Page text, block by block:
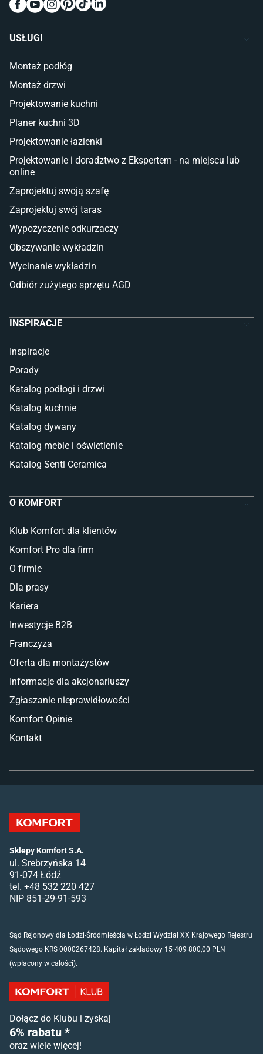
Meble do pokoju dziecięcego
Komody dla dzieci
Łóżka dla dziecka (młodzieżowe)
Taras i balkon
Deski tarasowe kompozytowe
Sztuczna trawa miękka
Koce i pledy
Płytki na balkon
Lampy stojące LED
Płytki
Płytki betonowe
Płytki Cersanit
Płytki wielkoformatowe
Glazura
Płytki marmurowe
USŁUGI
Montaż podłóg
Montaż drzwi
Projektowanie kuchni
Planer kuchni 3D
Projektowanie łazienki
Projektowanie i doradztwo z Ekspertem - na miejscu lub
online
Zaprojektuj swoją szafę
Zaprojektuj swój taras
Wypożyczenie odkurzaczy
Obszywanie wykładzin
Wycinanie wykładzin
Odbiór zużytego sprzętu AGD
INSPIRACJE
Inspiracje
Porady
Katalog podłogi i drzwi
Katalog kuchnie
Katalog dywany
Katalog meble i oświetlenie
Katalog Senti Ceramica
O KOMFORT
Klub Komfort dla klientów
Komfort Pro dla firm
O firmie
Dla prasy
Kariera
Inwestycje B2B
Franczyza
Oferta dla montażystów
Informacje dla akcjonariuszy
Zgłaszanie nieprawidłowości
Komfort Opinie
Kontakt
Sklepy Komfort S.A.
ul. Srebrzyńska 14
91-074 Łódź
tel. +48 532 220 427
NIP 851-29-91-593
Sąd Rejonowy dla Łodzi-Śródmieścia w Łodzi Wydział XX Krajowego Rejestru
Sądowego KRS 0000267428. Kapitał zakładowy 15 409 800,00 PLN
(wpłacony w całości).
Dołącz do Klubu i zyskaj
6% rabatu *
oraz wiele więcej!